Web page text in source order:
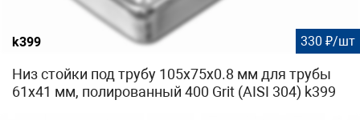
k399 330 ₽/шт
Низ стойки под трубу 105х75х0.8 мм для трубы
61х41 мм, полированный 400 Grit (AISI 304) k399